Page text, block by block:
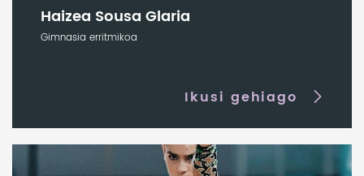
Haizea Sousa Glaria
Gimnasia erritmikoa
Ikusi gehiago